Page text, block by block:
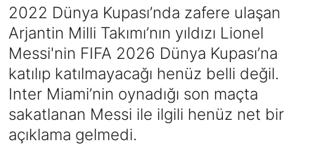
2022 Dünya Kupası’nda zafere ulaşan
Arjantin Milli Takımı’nın yıldızı Lionel
Messi'nin FIFA 2026 Dünya Kupası’na
katılıp katılmayacağı henüz belli değil.
Inter Miami’nin oynadığı son maçta
sakatlanan Messi ile ilgili henüz net bir
açıklama gelmedi.